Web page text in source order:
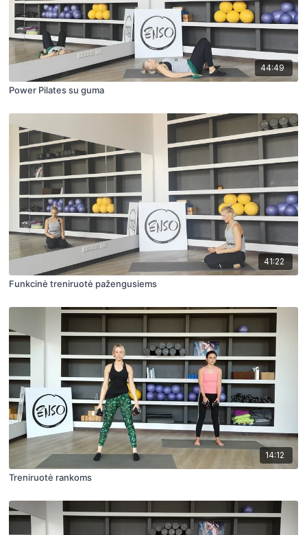
44:49
Power Pilates su guma
41:22
Funkcinė treniruotė pažengusiems
14:12
Treniruotė rankoms